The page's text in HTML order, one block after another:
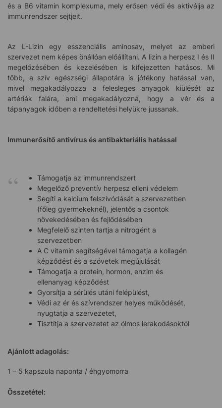
és a B6 vitamin komplexuma, mely erősen védi és aktiválja az
immunrendszer sejtjeit.
Az L-Lizin egy esszenciális aminosav, melyet az emberi
szervezet nem képes önállóan előállítani. A lizin a herpesz I és II
megelőzésében és kezelésében is kifejezetten hatásos. Mi
több, a szív egészségi állapotára is jótékony hatással van,
mivel megakadályozza a felesleges anyagok kiülését az
artériák falára, ami megakadályozná, hogy a vér és a
tápanyagok időben a rendeltetési helyükre jussanak.
Immunerősítő antivírus és antibakteriális hatással
Támogatja az immunrendszert
Megelőző preventív herpesz elleni védelem
Segíti a kalcium felszívódását a szervezetben
(főleg gyermekeknél), jelentős a csontok
növekedésében és fejlődésében
Megfelelő szinten tartja a nitrogént a
szervezetben
A C vitamin segítségével támogatja a kollagén
képződést és a szövetek megújulását
Támogatja a protein, hormon, enzim és
ellenanyag képződést
Gyorsítja a sérülés utáni felépülést,
Védi az ér és szívrendszer helyes működését,
nyugtatja a szervezetet,
Tisztítja a szervezetet az ólmos lerakodásoktól
Ajánlott adagolás:
1 – 5 kapszula naponta / éhgyomorra
Összetétel: